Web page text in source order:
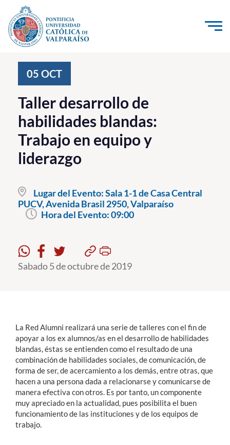
Click acá para ir directamente al contenido
Investigación, Creación e Innovación
PUCV Internacional
Vinculación con el Medio
Admisión
Pregrado
Postgrado
Estudiantes
English
05 OCT
Taller desarrollo de
habilidades blandas:
Trabajo en equipo y
liderazgo
Lugar del Evento:Sala 1-1 de Casa Central
PUCV, Avenida Brasil 2950, Valparaíso
Hora del Evento:09:00
Sabado 5 de octubre de 2019
La Red Alumni realizará una serie de talleres con el fin de
apoyar a los ex alumnos/as en el desarrollo de habilidades
blandas, éstas se entienden como el resultado de una
combinación de habilidades sociales, de comunicación, de
forma de ser, de acercamiento a los demás, entre otras, que
hacen a una persona dada a relacionarse y comunicarse de
manera efectiva con otros. Es por tanto, un componente
muy apreciado en la actualidad, pues posibilita el buen
funcionamiento de las instituciones y de los equipos de
trabajo.